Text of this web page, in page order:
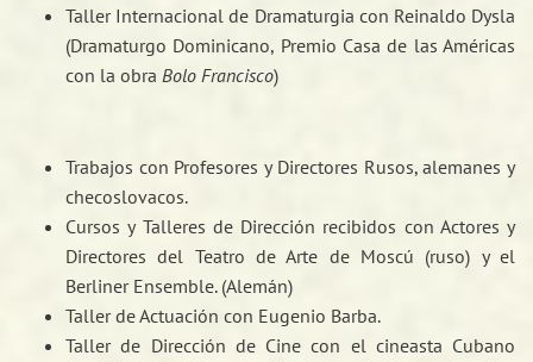
Taller Internacional de Dramaturgia con Reinaldo Dysla
(Dramaturgo Dominicano, Premio Casa de las Américas
con la obra Bolo Francisco)
Trabajos con Profesores y Directores Rusos, alemanes y
checoslovacos.
Cursos y Talleres de Dirección recibidos con Actores y
Directores del Teatro de Arte de Moscú (ruso) y el
Berliner Ensemble. (Alemán)
Taller de Actuación con Eugenio Barba.
Taller de Dirección de Cine con el cineasta Cubano